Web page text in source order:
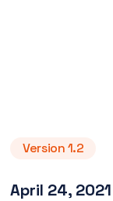
Version 1.2
April 24, 2021